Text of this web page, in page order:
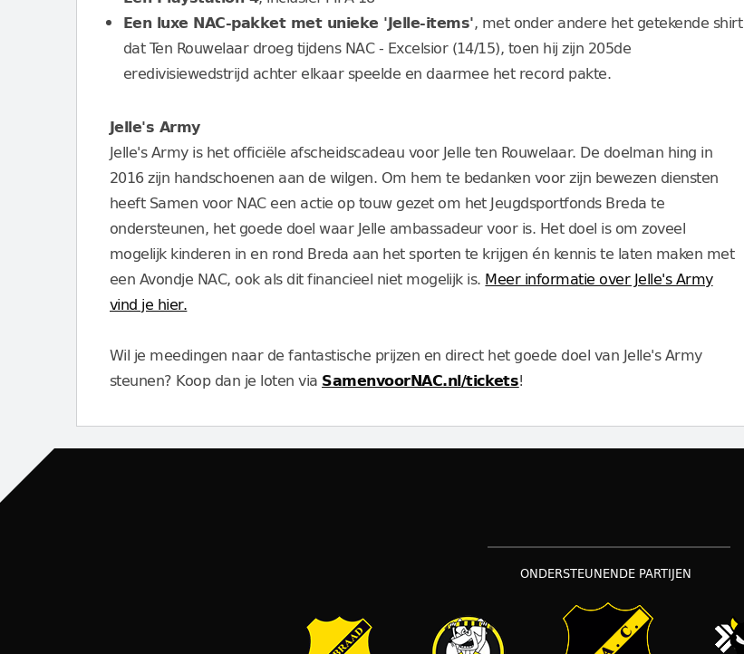
Een luxe NAC-pakket met unieke 'Jelle-items', met onder andere het getekende shirt
dat Ten Rouwelaar droeg tijdens NAC - Excelsior (14/15), toen hij zijn 205de
eredivisiewedstrijd achter elkaar speelde en daarmee het record pakte.
Jelle's Army
Jelle's Army is het officiële afscheidscadeau voor Jelle ten Rouwelaar. De doelman hing in
2016 zijn handschoenen aan de wilgen. Om hem te bedanken voor zijn bewezen diensten
heeft Samen voor NAC een actie op touw gezet om het Jeugdsportfonds Breda te
ondersteunen, het goede doel waar Jelle ambassadeur voor is. Het doel is om zoveel
mogelijk kinderen in en rond Breda aan het sporten te krijgen én kennis te laten maken met
een Avondje NAC, ook als dit financieel niet mogelijk is. Meer informatie over Jelle's Army
vind je hier.
Wil je meedingen naar de fantastische prijzen en direct het goede doel van Jelle's Army
steunen? Koop dan je loten via SamenvoorNAC.nl/tickets!
ONDERSTEUNENDE PARTIJEN